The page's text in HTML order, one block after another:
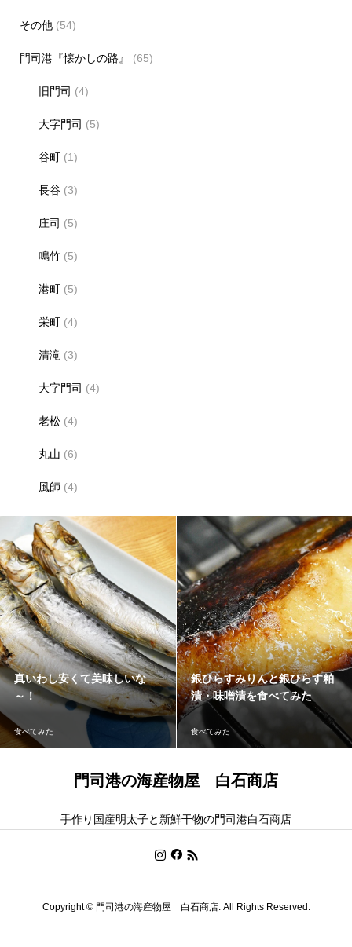
その他(54)
門司港『懐かしの路』 (65)
旧門司 (4)
大字門司 (5)
谷町 (1)
長谷 (3)
庄司 (5)
鳴竹 (5)
港町 (5)
栄町 (4)
清滝 (3)
大字門司 (4)
老松 (4)
丸山 (6)
風師 (4)
真いわし安くて美味しいな
～！
食べてみた
銀ひらすみりんと銀ひらす粕
漬・味噌漬を食べてみた
食べてみた
門司港の海産物屋 白石商店
手作り国産明太子と新鮮干物の門司港白石商店
Copyright ©門司港の海産物屋 白石商店. All Rights Reserved.